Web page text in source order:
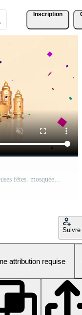
Inscription
eid mubarak, eid-al-adha et eid-al fitr joyeuses fêtes. mosquée eid masjid. beau concept de design islamique 4k eid mubarak avec ramadan. Vidéo Pro
Suivre
attribution requise